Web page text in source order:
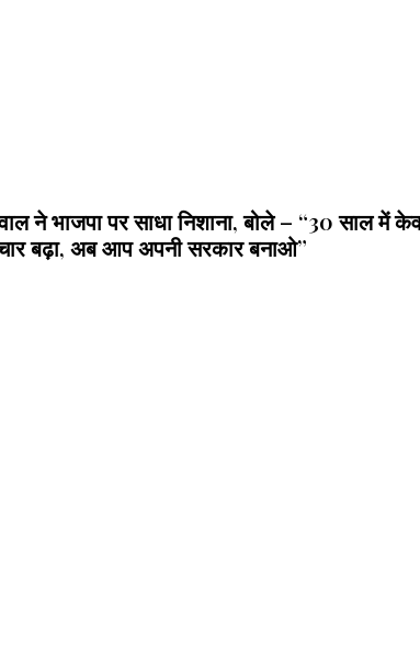
ने भाजपा पर साधा निशाना, बोले – “30 साल में
बढ़ा, अब आप अपनी सरकार बनाओ”